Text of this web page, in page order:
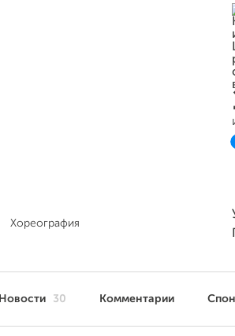
Хореография
Новости 30 Комментарии